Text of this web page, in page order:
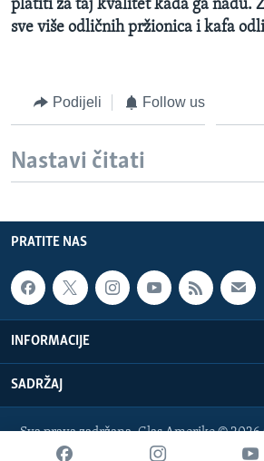
platiti za taj kvalitet kada ga nađu.
sve više odličnih pržionica i kafa
Podijeli Follow us
Nastavi čitati
PRATITE NAS
INFORMACIJE
SADRŽAJ
Sva prava zadržana. Glas Amerike © 2026
bosnian-service@voanews.com